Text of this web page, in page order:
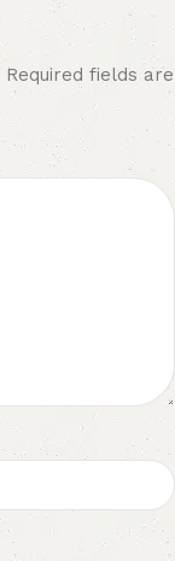
Required fields are